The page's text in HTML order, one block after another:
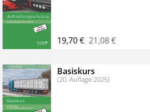
19,70 € 21,08 €
Basiskurs
(20. Auflage 2025)